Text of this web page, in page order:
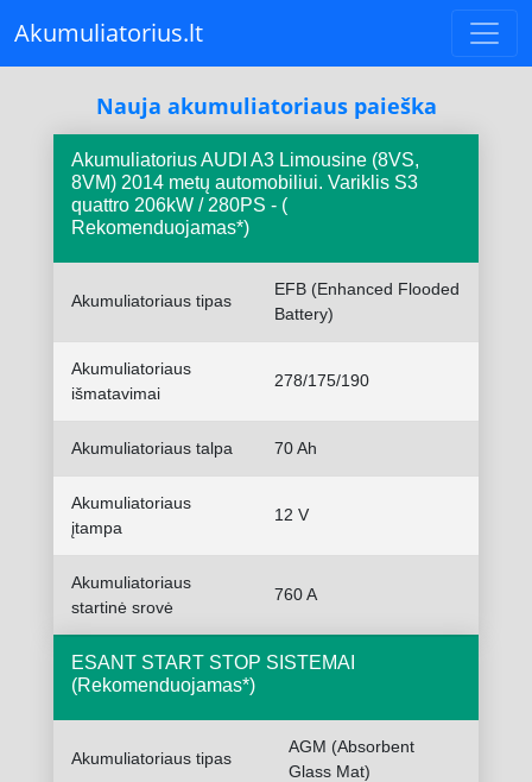
Akumuliatorius.lt
Nauja akumuliatoriaus paieška
Akumuliatorius AUDI A3 Limousine (8VS,
8VM) 2014 metų automobiliui. Variklis S3
quattro 206kW / 280PS - (
Rekomenduojamas*)
Akumuliatoriaus tipas
EFB (Enhanced Flooded
Battery)
Akumuliatoriaus
išmatavimai
278/175/190
Akumuliatoriaus talpa 70 Ah
Akumuliatoriaus
įtampa
12 V
Akumuliatoriaus
startinė srovė
760 A
ESANT START STOP SISTEMAI
(Rekomenduojamas*)
Akumuliatoriaus tipas
AGM (Absorbent
Glass Mat)